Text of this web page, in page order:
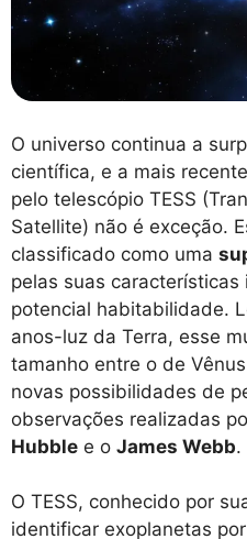
O universo continua a
científica, e a mais
pelo telescópio TESS
Satellite) não é exceção.
classificado como uma
pelas suas
potencial habitabilidade.
anos-luz da Terra, esse
tamanho entre o de
novas possibilidades de
observações realizadas
Hubble e o James Webb.
O TESS, conhecido por
identificar exoplanetas